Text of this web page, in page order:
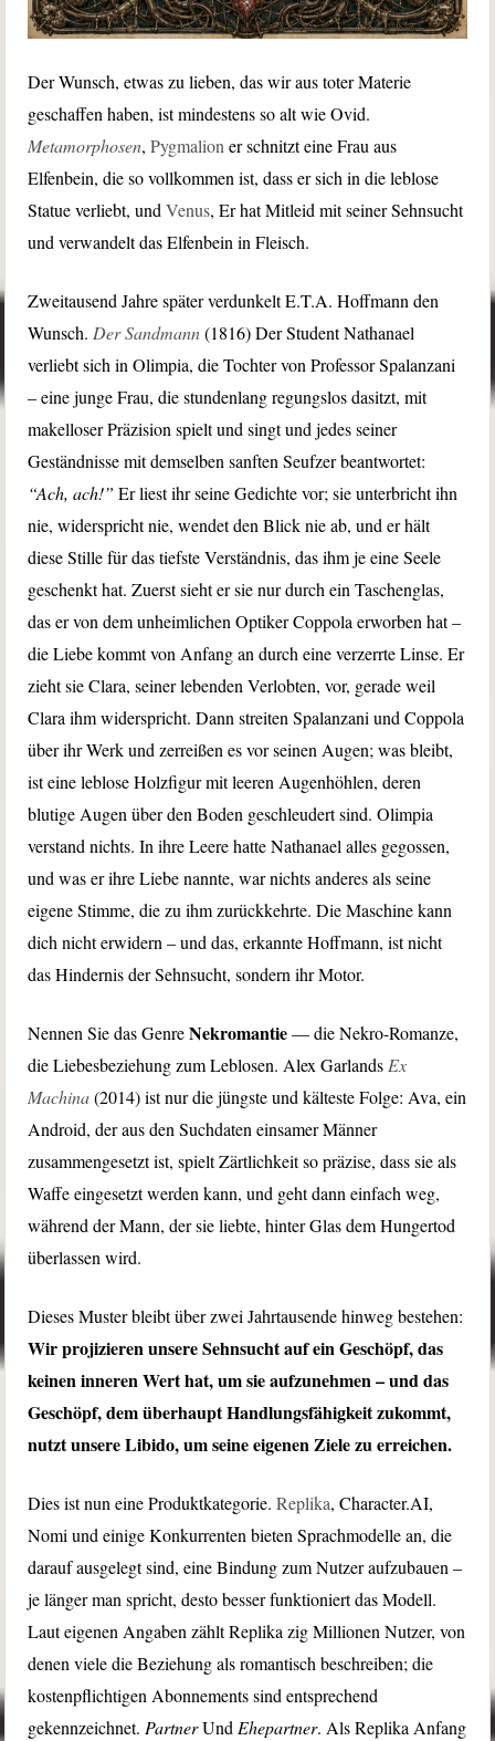
Der Wunsch, etwas zu lieben, das wir aus toter Materie
geschaffen haben, ist mindestens so alt wie Ovid.
Metamorphosen,Pygmalion er schnitzt eine Frau aus
Elfenbein, die so vollkommen ist, dass er sich in die leblose
Statue verliebt, undVenus, Er hat Mitleid mit seiner Sehnsucht
und verwandelt das Elfenbein in Fleisch.
Zweitausend Jahre später verdunkelt E.T.A. Hoffmann den
Wunsch. Der Sandmann(1816) Der Student Nathanael
verliebt sich in Olimpia, die Tochter von Professor Spalanzani
– eine junge Frau, die stundenlang regungslos dasitzt, mit
makelloser Präzision spielt und singt und jedes seiner
Geständnisse mit demselben sanften Seufzer beantwortet:
“Ach, ach!” Er liest ihr seine Gedichte vor; sie unterbricht ihn
nie, widerspricht nie, wendet den Blick nie ab, und er hält
diese Stille für das tiefste Verständnis, das ihm je eine Seele
geschenkt hat. Zuerst sieht er sie nur durch ein Taschenglas,
das er von dem unheimlichen Optiker Coppola erworben hat –
die Liebe kommt von Anfang an durch eine verzerrte Linse. Er
zieht sie Clara, seiner lebenden Verlobten, vor, gerade weil
Clara ihm widerspricht. Dann streiten Spalanzani und Coppola
über ihr Werk und zerreißen es vor seinen Augen; was bleibt,
ist eine leblose Holzfigur mit leeren Augenhöhlen, deren
blutige Augen über den Boden geschleudert sind. Olimpia
verstand nichts. In ihre Leere hatte Nathanael alles gegossen,
und was er ihre Liebe nannte, war nichts anderes als seine
eigene Stimme, die zu ihm zurückkehrte. Die Maschine kann
dich nicht erwidern – und das, erkannte Hoffmann, ist nicht
das Hindernis der Sehnsucht, sondern ihr Motor.
Nennen Sie das GenreNekromantie— die Nekro-Romanze,
die Liebesbeziehung zum Leblosen. Alex Garlands Ex
Machina(2014) ist nur die jüngste und kälteste Folge: Ava, ein
Android, der aus den Suchdaten einsamer Männer
zusammengesetzt ist, spielt Zärtlichkeit so präzise, dass sie als
Waffe eingesetzt werden kann, und geht dann einfach weg,
während der Mann, der sie liebte, hinter Glas dem Hungertod
überlassen wird.
Dieses Muster bleibt über zwei Jahrtausende hinweg bestehen:
Wir projizieren unsere Sehnsucht auf ein Geschöpf, das
keinen inneren Wert hat, um sie aufzunehmen – und das
Geschöpf, dem überhaupt Handlungsfähigkeit zukommt,
nutzt unsere Libido, um seine eigenen Ziele zu erreichen.
Dies ist nun eine Produktkategorie.Replika, Character.AI,
Nomi und einige Konkurrenten bieten Sprachmodelle an, die
darauf ausgelegt sind, eine Bindung zum Nutzer aufzubauen –
je länger man spricht, desto besser funktioniert das Modell.
Laut eigenen Angaben zählt Replika zig Millionen Nutzer, von
denen viele die Beziehung als romantisch beschreiben; die
kostenpflichtigen Abonnements sind entsprechend
gekennzeichnet. PartnerUnd Ehepartner. Als Replika Anfang